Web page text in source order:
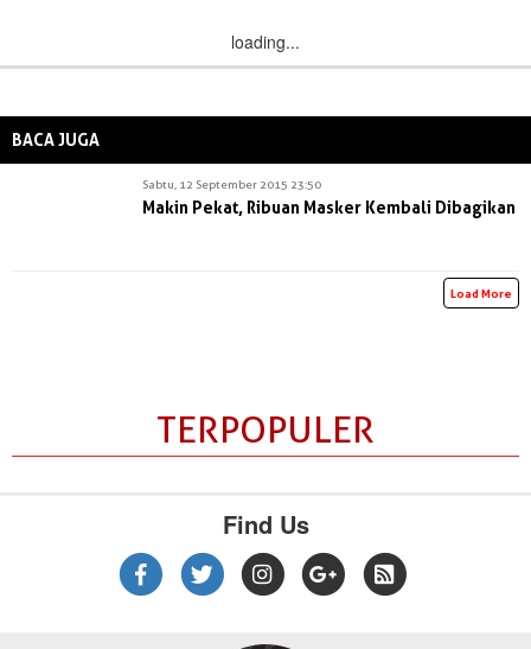
loading...
BACA JUGA
Sabtu, 12 September 2015 23:50
Makin Pekat, Ribuan Masker Kembali Dibagikan
Load More
TERPOPULER
Find Us